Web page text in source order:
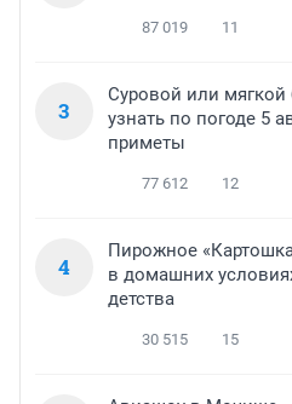
87 019 11
3
Суровой или
узнать по погоде 5
приметы
77 612 12
4
Пирожное
в домашних
детства
30 515 15